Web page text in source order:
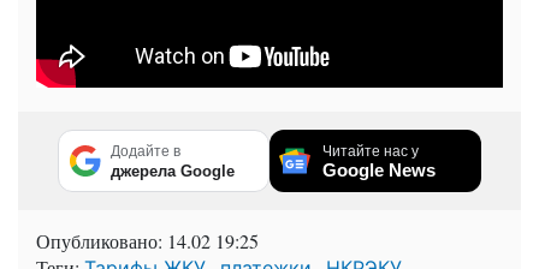
Додайте в
джерела Google
Читайте нас у
Google News
Опубликовано: 14.02 19:25